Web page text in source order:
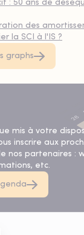
: 50 ans de
des
la SCI à l'IS ?
graphs
mis à votre
inscrire aux
nos partenaires :
etc.